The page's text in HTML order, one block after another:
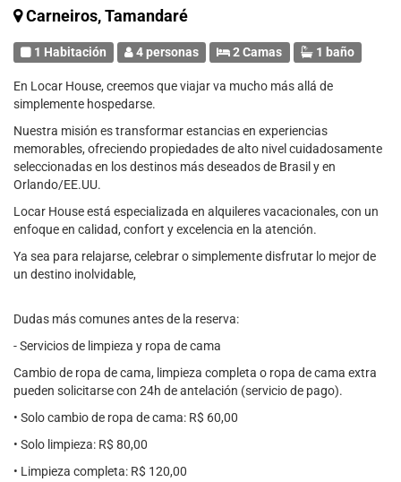
Carneiros, Tamandaré
1 Habitación 4 personas 2 Camas 1 baño
En Locar House, creemos que viajar va mucho más allá de
simplemente hospedarse.
Nuestra misión es transformar estancias en experiencias
memorables, ofreciendo propiedades de alto nivel cuidadosamente
seleccionadas en los destinos más deseados de Brasil y en
Orlando/EE.UU.
Locar House está especializada en alquileres vacacionales, con un
enfoque en calidad, confort y excelencia en la atención.
Ya sea para relajarse, celebrar o simplemente disfrutar lo mejor de
un destino inolvidable,
Dudas más comunes antes de la reserva:
- Servicios de limpieza y ropa de cama
Cambio de ropa de cama, limpieza completa o ropa de cama extra
pueden solicitarse con 24h de antelación (servicio de pago).
• Solo cambio de ropa de cama: R$ 60,00
• Solo limpieza: R$ 80,00
• Limpieza completa: R$ 120,00